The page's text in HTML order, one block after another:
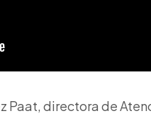
Paat, directora de